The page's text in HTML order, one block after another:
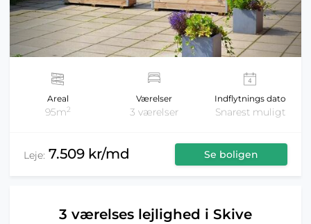
Areal
95m2
Værelser
3 værelser
Indflytnings dato
Snarest muligt
Leje: 7.509 kr/md Se boligen
3 værelses lejlighed i Skive